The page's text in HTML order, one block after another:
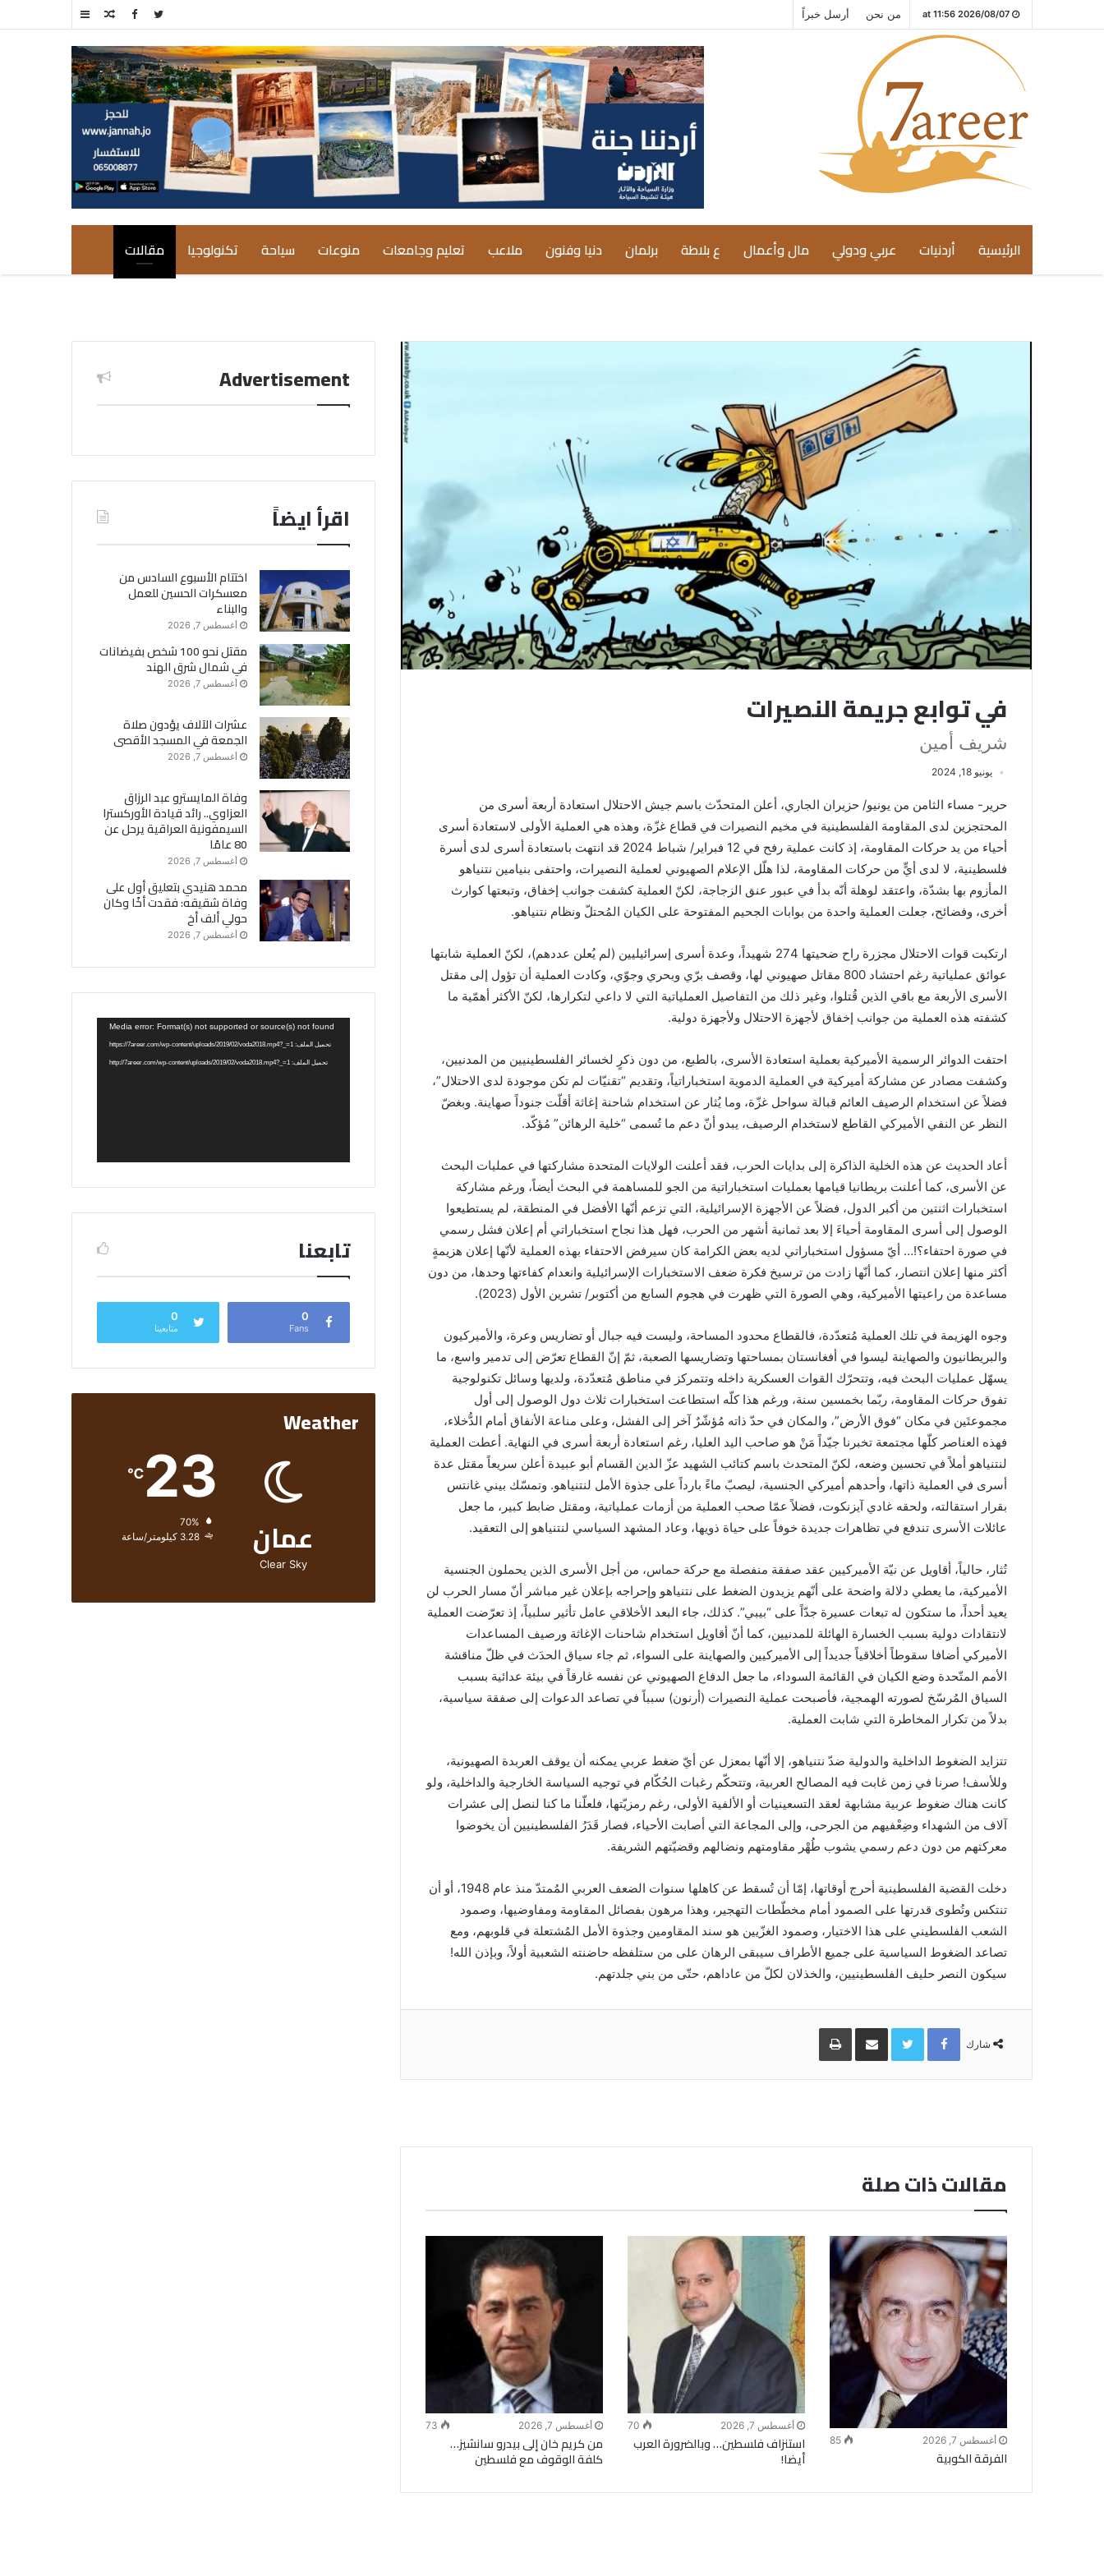
2026/08/07 at 11:56 من نحن أرسل خبراً إضافة
جانبي
مقال
الرئيسية أردنيات عربي ودولي مال وأعمال ع بلاطة برلمان دنيا وفنون ملاعب تعليم وجامعات منوعات سياحة تكنولوجيا مقالات
في توابع جريمة النصيرات
شريف أمين
يونيو 18, 2024
حرير- مساء الثامن من يونيو/ حزيران الجاري، أعلن المتحدّث باسم جيش الاحتلال استعادة أربعة أسرى من
المحتجزين لدى المقاومة الفلسطينية في مخيم النصيرات في قطاع غزّة، وهذه هي العملية الأولى لاستعادة أسرى
أحياء من يد حركات المقاومة، إذ كانت عملية رفح في 12 فبراير/ شباط 2024 قد انتهت باستعادة أسرى لدى أسرة
فلسطينية، لا لدى أيٍّ من حركات المقاومة، لذا هلّل الإعلام الصهيوني لعملية النصيرات، واحتفى بنيامين نتنياهو
المأزوم بها بشدّة، واعتقد لوهلة أنّه بدأ في عبور عنق الزجاجة، لكنّ العملية كشفت جوانب إخفاق، وتبعتها كوارث
أخرى، وفضائح، جعلت العملية واحدة من بوابات الجحيم المفتوحة على الكيان المُحتلّ ونظام نتنياهو.
ارتكبت قوات الاحتلال مجزرة راح ضحيتها 274 شهيداً، وعدة أسرى إسرائيليين (لم يُعلن عددهم)، لكنّ العملية شابتها
عوائق عملياتية رغم احتشاد 800 مقاتل صهيوني لها، وقصف برّي وبحري وجوّي، وكادت العملية أن تؤول إلى مقتل
الأسرى الأربعة مع باقي الذين قُتلوا، وغير ذلك من التفاصيل العملياتية التي لا داعي لتكرارها، لكنّ الأكثر أهمّية ما
كشفته هذه العملية من جوانب إخفاق لأجهزة الاحتلال ولأجهزة دولية.
احتفت الدوائر الرسمية الأميركية بعملية استعادة الأسرى، بالطبع، من دون ذكرٍ لخسائر الفلسطينيين من المدنيين،
وكشفت مصادر عن مشاركة أميركية في العملية الدموية استخباراتياً، وتقديم “تقنيّات لم تكن موجودة لدى الاحتلال”،
فضلاً عن استخدام الرصيف العائم قبالة سواحل غزّة، وما يُثار عن استخدام شاحنة إغاثة أقلّت جنوداً صهاينة. وبغضّ
النظر عن النفي الأميركي القاطع لاستخدام الرصيف، يبدو أنّ دعم ما تُسمى “خلية الرهائن” مُؤكّد.
أعاد الحديث عن هذه الخلية الذاكرة إلى بدايات الحرب، فقد أعلنت الولايات المتحدة مشاركتها في عمليات البحث
عن الأسرى، كما أعلنت بريطانيا قيامها بعمليات استخباراتية من الجو للمساهمة في البحث أيضاً، ورغم مشاركة
استخبارات اثنتين من أكبر الدول، فضلاً عن الأجهزة الإسرائيلية، التي تزعم أنّها الأفضل في المنطقة، لم يستطيعوا
الوصول إلى أسرى المقاومة أحياءَ إلا بعد ثمانية أشهر من الحرب، فهل هذا نجاح استخباراتي أم إعلان فشل رسمي
في صورة احتفاء؟!… أيّ مسؤول استخباراتي لديه بعض الكرامة كان سيرفض الاحتفاء بهذه العملية لأنّها إعلان هزيمةٍ
أكثر منها إعلان انتصار، كما أنّها زادت من ترسيخ فكرة ضعف الاستخبارات الإسرائيلية وانعدام كفاءتها وحدها، من دون
مساعدة من راعيتها الأميركية، وهي الصورة التي ظهرت في هجوم السابع من أكتوبر/ تشرين الأول (2023).
وجوه الهزيمة في تلك العملية مُتعدّدة، فالقطاع محدود المساحة، وليست فيه جبال أو تضاريس وعرة، والأميركيون
والبريطانيون والصهاينة ليسوا في أفغانستان بمساحتها وتضاريسها الصعبة، ثمّ إنّ القطاع تعرّض إلى تدمير واسع، ما
يسهّل عمليات البحث فيه، وتتحرّك القوات العسكرية داخله وتتمركز في مناطق مُتعدّدة، ولديها وسائل تكنولوجية
تفوق حركات المقاومة، ربّما بخمسين سنة، ورغم هذا كلّه استطاعت استخبارات ثلاث دول الوصول إلى أول
مجموعتَين في مكان “فوق الأرض”، والمكان في حدّ ذاته مُؤشّرٌ آخر إلى الفشل، وعلى مناعة الأنفاق أمام الدُّخلاء،
فهذه العناصر كلّها مجتمعة تخبرنا جيّداً مَنْ هو صاحب اليد العليا، رغم استعادة أربعة أسرى في النهاية. أعطت العملية
لنتنياهو أملاً في تحسين وضعه، لكنّ المتحدث باسم كتائب الشهيد عزّ الدين القسام أبو عبيدة أعلن سريعاً مقتل عدة
أسرى في العملية ذاتها، وأحدهم أميركي الجنسية، ليصبّ ماءً بارداً على جذوة الأمل لنتنياهو. وتمسّك بيني غانتس
بقرار استقالته، ولحقه غادي آيزنكوت، فضلاً عمّا صحب العملية من أزمات عملياتية، ومقتل ضابط كبير، ما جعل
عائلات الأسرى تندفع في تظاهرات جديدة خوفاً على حياة ذويها، وعاد المشهد السياسي لنتنياهو إلى التعقيد.
تُثار، حالياً، أقاويل عن نيّة الأميركيين عقد صفقة منفصلة مع حركة حماس، من أجل الأسرى الذين يحملون الجنسية
الأميركية، ما يعطي دلالة واضحة على أنّهم يزيدون الضغط على نتنياهو وإحراجه بإعلان غير مباشر أنّ مسار الحرب لن
يعيد أحداً، ما ستكون له تبعات عسيرة جدّاً على “بيبي”. كذلك، جاء البعد الأخلاقي عامل تأثير سلبياً، إذ تعرّضت العملية
لانتقادات دولية بسبب الخسارة الهائلة للمدنيين، كما أنّ أقاويل استخدام شاحنات الإغاثة ورصيف المساعدات
الأميركي أضافا سقوطاً أخلاقياً جديداً إلى الأميركيين والصهاينة على السواء، ثم جاء سياق الحدَث في ظلّ مناقشة
الأمم المتّحدة وضع الكيان في القائمة السوداء، ما جعل الدفاع الصهيوني عن نفسه غارقاً في بيئة عدائية بسبب
السياق المُرسّخ لصورته الهمجية، فأصبحت عملية النصيرات (أرنون) سبباً في تصاعد الدعوات إلى صفقة سياسية،
بدلاً من تكرار المخاطرة التي شابت العملية.
تتزايد الضغوط الداخلية والدولية ضدّ نتنياهو، إلا أنّها بمعزل عن أيّ ضغط عربي يمكنه أن يوقف العربدة الصهيونية،
وللأسف! صرنا في زمن غابت فيه المصالح العربية، وتتحكّم رغبات الحُكّام في توجيه السياسة الخارجية والداخلية، ولو
كانت هناك ضغوط عربية مشابهة لعقد التسعينيات أو الألفية الأولى، رغم رمزيّتها، فلعلّنا ما كنا لنصل إلى عشرات
آلاف من الشهداء وضِعْفيهم من الجرحى، وإلى المجاعة التي أصابت الأحياء، فصار قَدَرُ الفلسطينيين أن يخوضوا
معركتهم من دون دعم رسمي يشوب طُهْر مقاومتهم ونضالهم وقضيّتهم الشريفة.
دخلت القضية الفلسطينية أحرج أوقاتها، إمّا أن تُسقط عن كاهلها سنوات الضعف العربي المُمتدّ منذ عام 1948، أو أن
تنتكس وتُطوى قدرتها على الصمود أمام مخطّطات التهجير، وهذا مرهون بفصائل المقاومة ومفاوضيها، وصمود
الشعب الفلسطيني على هذا الاختيار، وصمود الغزّيين هو سند المقاومين وجذوة الأمل المُشتعلة في قلوبهم، ومع
تصاعد الضغوط السياسية على جميع الأطراف سيبقى الرهان على من ستلفظه حاضنته الشعبية أولاً، وبإذن الله!
سيكون النصر حليف الفلسطينيين، والخذلان لكلّ من عاداهم، حتّى من بني جلدتهم.
شارك
Facebook
Twitterمشاركة
البريد
طباعة
مقالات ذات صلة
أغسطس 7, 2026 85
الفرقة الكوبية
أغسطس 7, 2026 70
استنزاف فلسطين… وبالضرورة العرب
أيضا!
أغسطس 7, 2026 73
من كريم خان إلى بيدرو سانشيز…
كلفة الوقوف مع فلسطين
Advertisement
اقرأ ايضاً
اختتام الأسبوع السادس من
معسكرات الحسين للعمل
والبناء
أغسطس 7, 2026
مقتل نحو 100 شخص بفيضانات
في شمال شرق الهند
أغسطس 7, 2026
عشرات الآلاف يؤدون صلاة
الجمعة في المسجد الأقصى
أغسطس 7, 2026
وفاة المايسترو عبد الرزاق
العزاوي.. رائد قيادة الأوركسترا
السيمفونية العراقية يرحل عن
80 عامًا
أغسطس 7, 2026
محمد هنيدي بتعليق أول على
وفاة شقيقه: فقدت أخًا وكان
حولي ألف أخ
أغسطس 7, 2026
مشغل
الفيديو
Media error: Format(s) not supported or source(s) not found
تحميل الملف: https://7areer.com/wp-content/uploads/2019/02/voda2018.mp4?_=1
تحميل الملف: http://7areer.com/wp-content/uploads/2019/02/voda2018.mp4?_=1
تابعنا
0
Fans
0
متابعينا
Weather
عمان
Clear Sky
23
℃
الرطوبة:
الرياح: